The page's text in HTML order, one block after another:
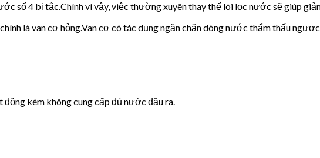
số 4 bị tắc.Chính vì vậy, việc thường xuyên thay thế lõi lọc nước sẽ giúp
là van cơ hỏng.Van cơ có tác dụng ngăn chặn dòng nước thẩm thấu
kém không cung cấp đủ nước đầu ra.